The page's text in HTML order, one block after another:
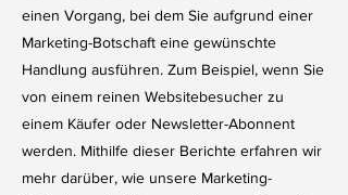
einen Vorgang, bei dem Sie aufgrund einer
Marketing-Botschaft eine gewünschte
Handlung ausführen. Zum Beispiel, wenn Sie
von einem reinen Websitebesucher zu
einem Käufer oder Newsletter-Abonnent
werden. Mithilfe dieser Berichte erfahren wir
mehr darüber, wie unsere Marketing-